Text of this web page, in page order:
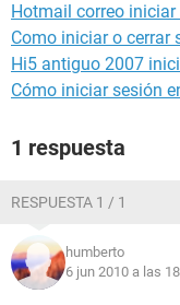
Hotmail correo
Como iniciar o cerrar
Hi5 antiguo 2007
Cómo iniciar sesión
1 respuesta
RESPUESTA 1 / 1
humberto
6 jun 2010 a las